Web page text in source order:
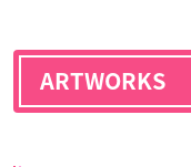
ARTWORKS